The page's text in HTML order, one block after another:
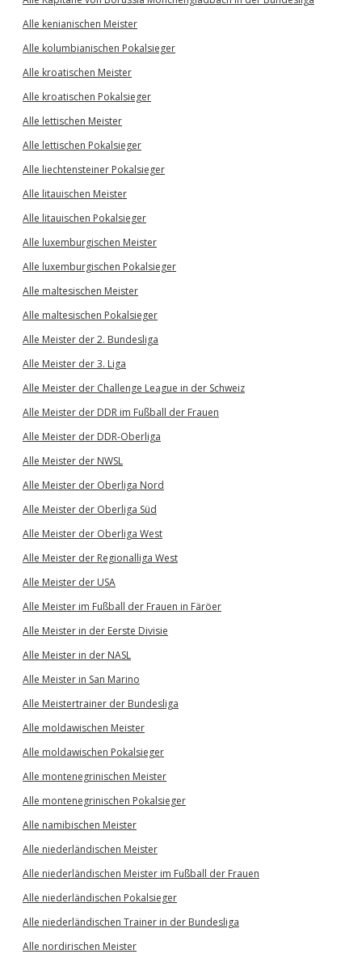
Alle kenianischen Meister
Alle kolumbianischen Pokalsieger
Alle kroatischen Meister
Alle kroatischen Pokalsieger
Alle lettischen Meister
Alle lettischen Pokalsieger
Alle liechtensteiner Pokalsieger
Alle litauischen Meister
Alle litauischen Pokalsieger
Alle luxemburgischen Meister
Alle luxemburgischen Pokalsieger
Alle maltesischen Meister
Alle maltesischen Pokalsieger
Alle Meister der 2. Bundesliga
Alle Meister der 3. Liga
Alle Meister der Challenge League in der Schweiz
Alle Meister der DDR im Fußball der Frauen
Alle Meister der DDR-Oberliga
Alle Meister der NWSL
Alle Meister der Oberliga Nord
Alle Meister der Oberliga Süd
Alle Meister der Oberliga West
Alle Meister der Regionalliga West
Alle Meister der USA
Alle Meister im Fußball der Frauen in Färöer
Alle Meister in der Eerste Divisie
Alle Meister in der NASL
Alle Meister in San Marino
Alle Meistertrainer der Bundesliga
Alle moldawischen Meister
Alle moldawischen Pokalsieger
Alle montenegrinischen Meister
Alle montenegrinischen Pokalsieger
Alle namibischen Meister
Alle niederländischen Meister
Alle niederländischen Meister im Fußball der Frauen
Alle niederländischen Pokalsieger
Alle niederländischen Trainer in der Bundesliga
Alle nordirischen Meister